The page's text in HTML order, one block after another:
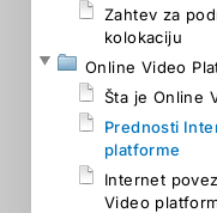
Zahtev za
kolokaciju
Online Video
Šta je Online
Prednosti
platforme
Internet
Video